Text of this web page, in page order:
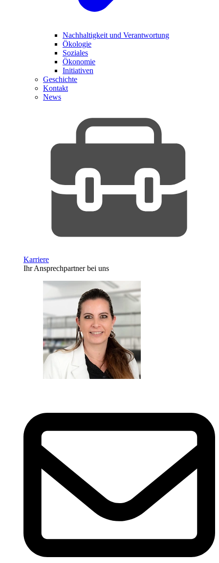
Nachhaltigkeit und Verantwortung
Ökologie
Soziales
Ökonomie
Initiativen
Geschichte
Kontakt
News
Karriere
Ihr Ansprechpartner bei uns